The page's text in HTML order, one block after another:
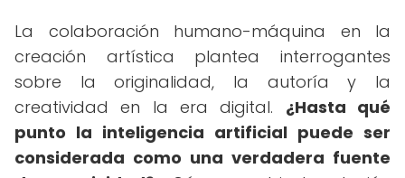
La colaboración humano-máquina en la
creación artística plantea interrogantes
sobre la originalidad, la autoría y la
creatividad en la era digital. ¿Hasta qué
punto la inteligencia artificial puede ser
considerada como una verdadera fuente